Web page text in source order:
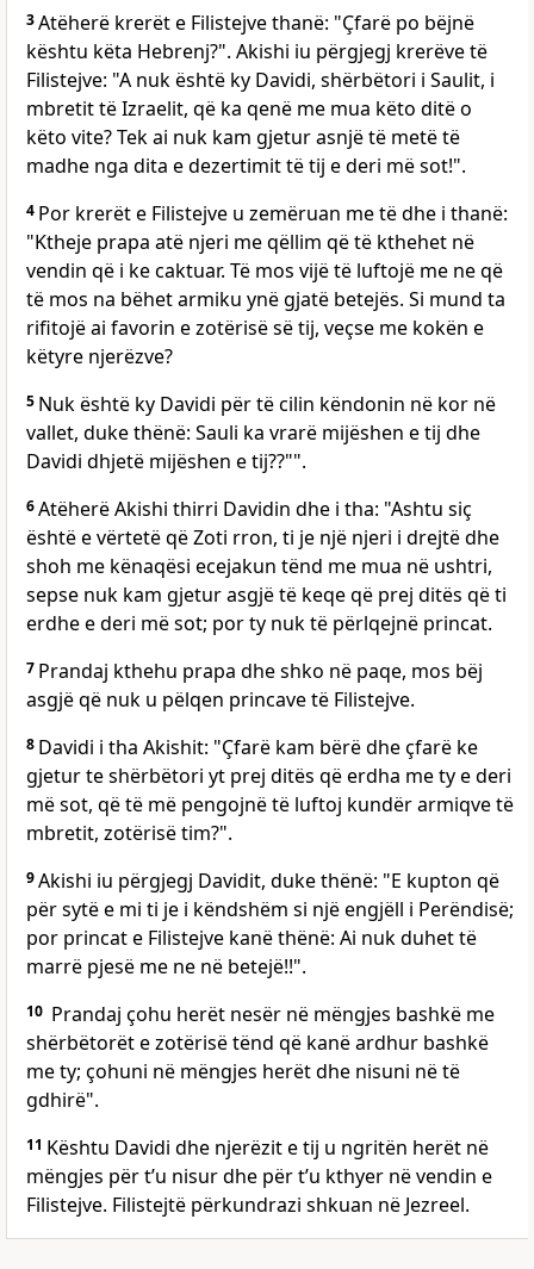
3Atëherë krerët e Filistejve thanë: "Çfarë po bëjnë
kështu këta Hebrenj?". Akishi iu përgjegj krerëve të
Filistejve: "A nuk është ky Davidi, shërbëtori i Saulit, i
mbretit të Izraelit, që ka qenë me mua këto ditë o
këto vite? Tek ai nuk kam gjetur asnjë të metë të
madhe nga dita e dezertimit të tij e deri më sot!".
4 Por krerët e Filistejve u zemëruan me të dhe i thanë:
"Ktheje prapa atë njeri me qëllim që të kthehet në
vendin që i ke caktuar. Të mos vijë të luftojë me ne që
të mos na bëhet armiku ynë gjatë betejës. Si mund ta
rifitojë ai favorin e zotërisë së tij, veçse me kokën e
këtyre njerëzve?
5 Nuk është ky Davidi për të cilin këndonin në kor në
vallet, duke thënë: Sauli ka vrarë mijëshen e tij dhe
Davidi dhjetë mijëshen e tij??"".
6Atëherë Akishi thirri Davidin dhe i tha: "Ashtu siç
është e vërtetë që Zoti rron, ti je një njeri i drejtë dhe
shoh me kënaqësi ecejakun tënd me mua në ushtri,
sepse nuk kam gjetur asgjë të keqe që prej ditës që ti
erdhe e deri më sot; por ty nuk të përlqejnë princat.
7 Prandaj kthehu prapa dhe shko në paqe, mos bëj
asgjë që nuk u pëlqen princave të Filistejve.
8 Davidi i tha Akishit: "Çfarë kam bërë dhe çfarë ke
gjetur te shërbëtori yt prej ditës që erdha me ty e deri
më sot, që të më pengojnë të luftoj kundër armiqve të
mbretit, zotërisë tim?".
9Akishi iu përgjegj Davidit, duke thënë: "E kupton që
për sytë e mi ti je i këndshëm si një engjëll i Perëndisë;
por princat e Filistejve kanë thënë: Ai nuk duhet të
marrë pjesë me ne në betejë!!".
10 Prandaj çohu herët nesër në mëngjes bashkë me
shërbëtorët e zotërisë tënd që kanë ardhur bashkë
me ty; çohuni në mëngjes herët dhe nisuni në të
gdhirë".
11 Kështu Davidi dhe njerëzit e tij u ngritën herët në
mëngjes për t’u nisur dhe për t’u kthyer në vendin e
Filistejve. Filistejtë përkundrazi shkuan në Jezreel.